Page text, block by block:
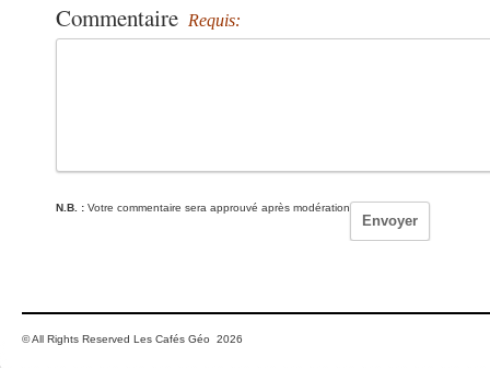
Commentaire Requis:
N.B. : Votre commentaire sera approuvé après modération
© All Rights Reserved Les Cafés Géo 2026